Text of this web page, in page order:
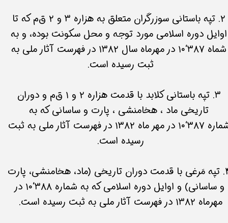
۲. تپه باستانی سوزرگران متعلق به هزاره ۳ و ۲ ق‌م که تا
اوایل دوره اسلامی مورد توجه و محل سکونت بوده، و به
شماه ۳۸۷‘۱۰ در مهرماه سال ۱۳۸۲ در فهرست آثار ملی به
ثبت رسیده است.
۳. تپه باستانی کلابد با قدمت هزاره ۲ و ۱ ق‌م و دوران
تاریخی ماد ، هخامنشی ، پارت و ساسانی که به
شماره ۳۸۷‘۱۰ در مهر ماه ۱۳۸۲ در فهرست آثار ملی به ثبت
رسیده است.
۴. تپه مَرغی با قدمت دوران تاریخی (ماد، هخامنشی، پارت
و ساسانی) و اوایل دوره اسلامی که به شماره ۳۸۸‘۱۰ در
مهرماه ۱۳۸۲ در فهرست آثار ملی به ثبت رسیده است.